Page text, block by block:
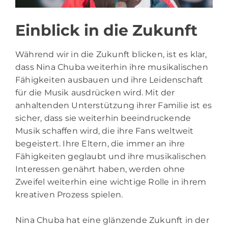
Einblick in die Zukunft
Während wir in die Zukunft blicken, ist es klar,
dass Nina Chuba weiterhin ihre musikalischen
Fähigkeiten ausbauen und ihre Leidenschaft
für die Musik ausdrücken wird. Mit der
anhaltenden Unterstützung ihrer Familie ist es
sicher, dass sie weiterhin beeindruckende
Musik schaffen wird, die ihre Fans weltweit
begeistert. Ihre Eltern, die immer an ihre
Fähigkeiten geglaubt und ihre musikalischen
Interessen genährt haben, werden ohne
Zweifel weiterhin eine wichtige Rolle in ihrem
kreativen Prozess spielen.
Nina Chuba hat eine glänzende Zukunft in der